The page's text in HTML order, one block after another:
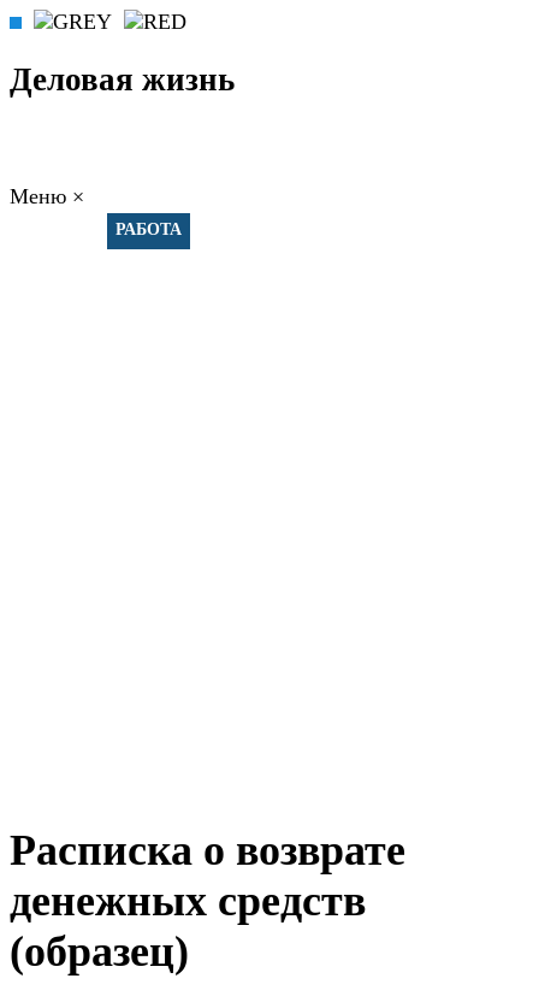
Деловая жизнь
Меню ×
РАБОТА
Расписка о возврате
денежных средств
(образец)